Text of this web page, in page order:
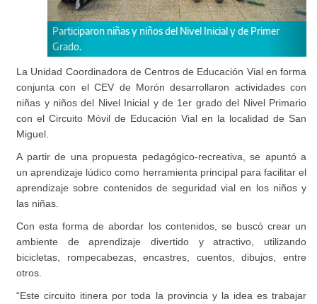
y niños del Nivel Inicial y de Primer El Circuito Móvil llegó a San
La Unidad Coordinadora de Centros de Educación Vial en forma
conjunta con el CEV de Morón desarrollaron actividades con
niñas y niños del Nivel Inicial y de 1er grado del Nivel Primario
con el Circuito Móvil de Educación Vial en la localidad de San
Miguel.
A partir de una propuesta pedagógico-recreativa, se apuntó a
un aprendizaje lúdico como herramienta principal para facilitar el
aprendizaje sobre contenidos de seguridad vial en los niños y
las niñas.
Con esta forma de abordar los contenidos, se buscó crear un
ambiente de aprendizaje divertido y atractivo, utilizando
bicicletas, rompecabezas, encastres, cuentos, dibujos, entre
otros.
“Este circuito itinera por toda la provincia y la idea es trabajar